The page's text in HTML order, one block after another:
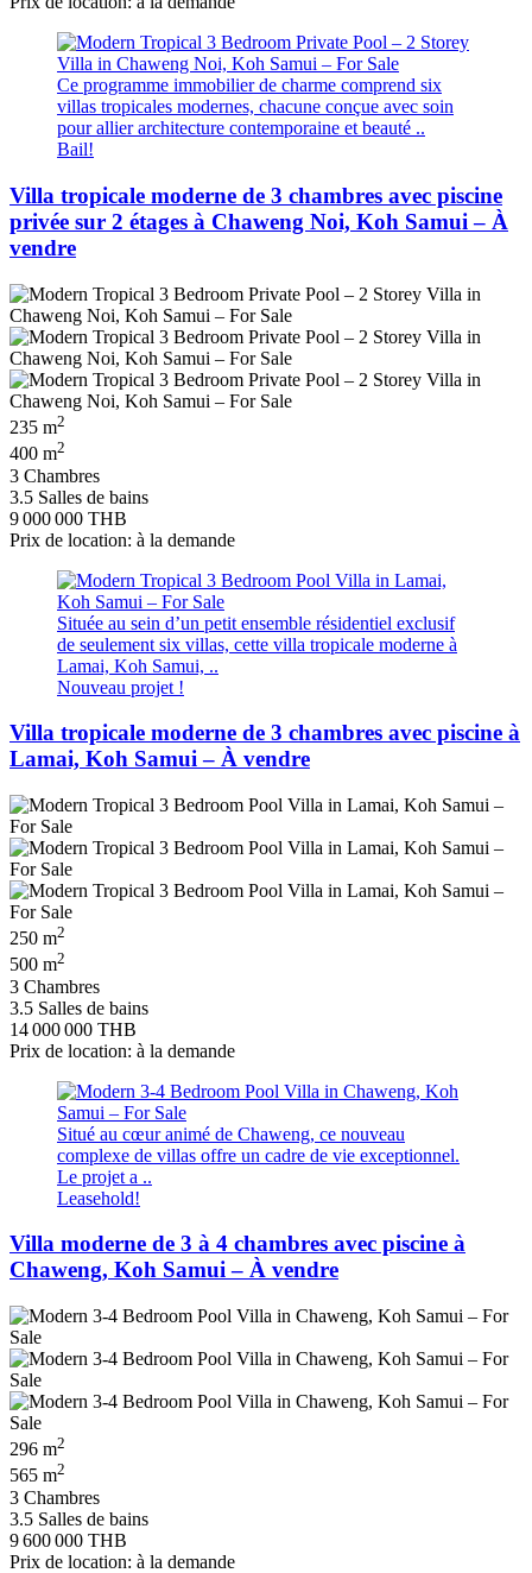
Ce programme immobilier de charme comprend six
villas tropicales modernes, chacune conçue avec soin
pour allier architecture contemporaine et beauté ..
Bail!
Villa tropicale moderne de 3 chambres avec piscine
privée sur 2 étages à Chaweng Noi, Koh Samui – À
vendre
235 m2
400 m2
3 Chambres
3.5 Salles de bains
9 000 000 THB
Prix de location: à la demande
Située au sein d’un petit ensemble résidentiel exclusif
de seulement six villas, cette villa tropicale moderne à
Lamai, Koh Samui, ..
Nouveau projet !
Villa tropicale moderne de 3 chambres avec piscine à
Lamai, Koh Samui – À vendre
250 m2
500 m2
3 Chambres
3.5 Salles de bains
14 000 000 THB
Prix de location: à la demande
Situé au cœur animé de Chaweng, ce nouveau
complexe de villas offre un cadre de vie exceptionnel.
Le projet a ..
Leasehold!
Villa moderne de 3 à 4 chambres avec piscine à
Chaweng, Koh Samui – À vendre
296 m2
565 m2
3 Chambres
3.5 Salles de bains
9 600 000 THB
Prix de location: à la demande